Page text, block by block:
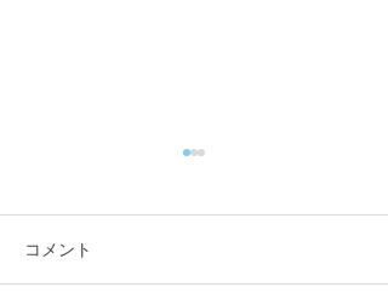
コメント